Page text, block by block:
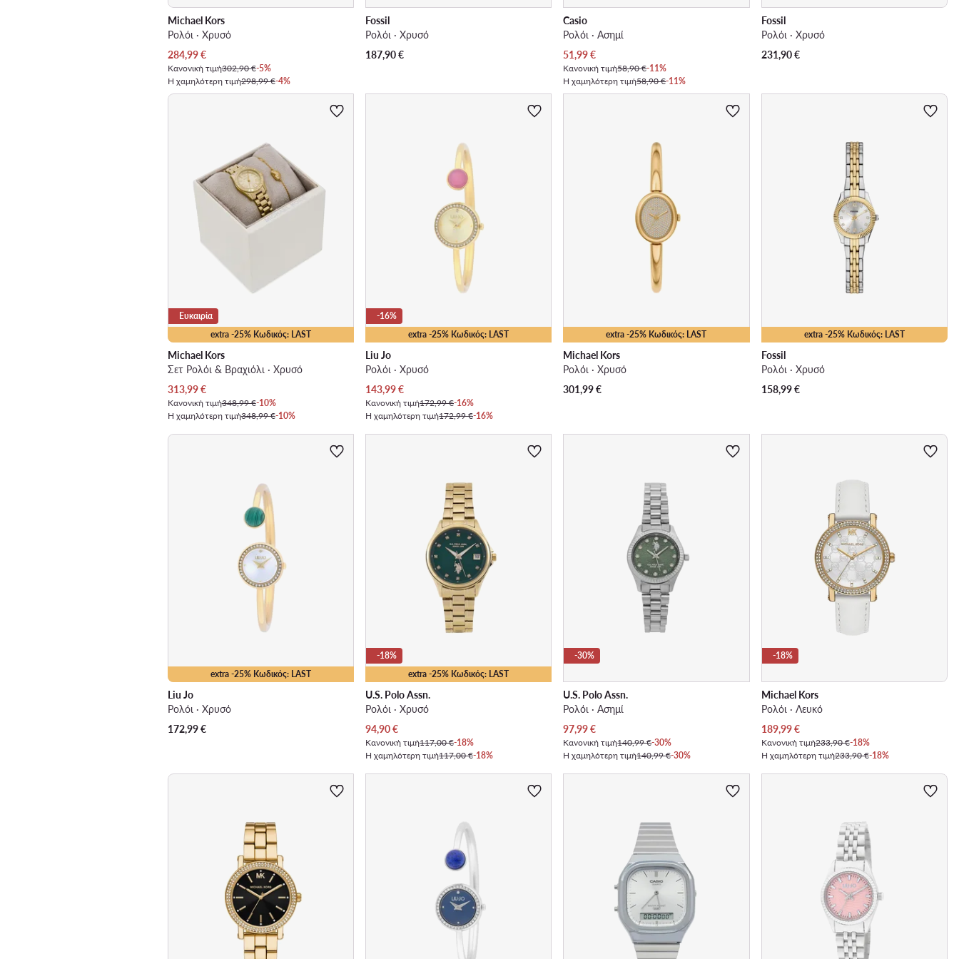
Michael Kors
Ρολόι · Χρυσό
Τρέχουσα τιμή
284,99€
Κανονική τιμή302,90 €-5%
Η χαμηλότερη τιμή298,99 €-4%
Fossil
Ρολόι · Χρυσό
187,90€
Casio
Ρολόι · Ασημί
Τρέχουσα τιμή
51,99€
Κανονική τιμή58,90 €-11%
Η χαμηλότερη τιμή58,90 €-11%
Fossil
Ρολόι · Χρυσό
231,90€
extra -25% Κωδικός: LAST
Ευκαιρία
Michael Kors
Σετ Ρολόι & Βραχιόλι · Χρυσό
Τρέχουσα τιμή
313,99€
Κανονική τιμή348,99 €-10%
Η χαμηλότερη τιμή348,99 €-10%
extra -25% Κωδικός: LAST
-16%
Liu Jo
Ρολόι · Χρυσό
Τρέχουσα τιμή
143,99€
Κανονική τιμή172,99 €-16%
Η χαμηλότερη τιμή172,99 €-16%
extra -25% Κωδικός: LAST
Michael Kors
Ρολόι · Χρυσό
301,99€
extra -25% Κωδικός: LAST
Fossil
Ρολόι · Χρυσό
158,99€
extra -25% Κωδικός: LAST
Liu Jo
Ρολόι · Χρυσό
172,99€
extra -25% Κωδικός: LAST
-18%
U.S. Polo Assn.
Ρολόι · Χρυσό
Τρέχουσα τιμή
94,90€
Κανονική τιμή117,00 €-18%
Η χαμηλότερη τιμή117,00 €-18%
-30%
U.S. Polo Assn.
Ρολόι · Ασημί
Τρέχουσα τιμή
97,99€
Κανονική τιμή140,99 €-30%
Η χαμηλότερη τιμή140,99 €-30%
-18%
Michael Kors
Ρολόι · Λευκό
Τρέχουσα τιμή
189,99€
Κανονική τιμή233,90 €-18%
Η χαμηλότερη τιμή233,90 €-18%